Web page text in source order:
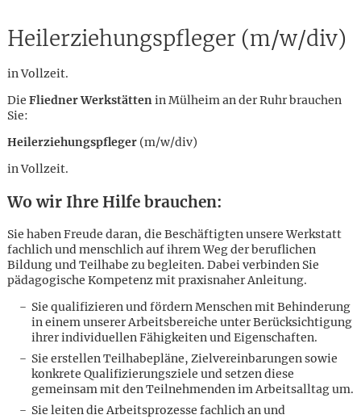
Heilerziehungspfleger (m/w/div)
in Vollzeit.
Die Fliedner Werkstättenin Mülheim an der Ruhr brauchen
Sie:
Heilerziehungspfleger(m/w/div)
in Vollzeit.
Wo wir Ihre Hilfe brauchen:
Sie haben Freude daran, die Beschäftigten unsere Werkstatt
fachlich und menschlich auf ihrem Weg der beruflichen
Bildung und Teilhabe zu begleiten. Dabei verbinden Sie
pädagogische Kompetenz mit praxisnaher Anleitung.
Sie qualifizieren und fördern Menschen mit Behinderung
in einem unserer Arbeitsbereiche unter Berücksichtigung
ihrer individuellen Fähigkeiten und Eigenschaften.
Sie erstellen Teilhabepläne, Zielvereinbarungen sowie
konkrete Qualifizierungsziele und setzen diese
gemeinsam mit den Teilnehmenden im Arbeitsalltag um.
Sie leiten die Arbeitsprozesse fachlich an und
Karte anzeigen